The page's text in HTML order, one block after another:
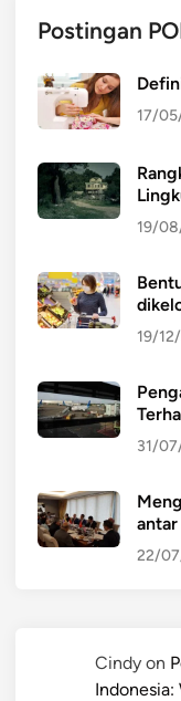
Postingan
17/
19/
19/
31/
22/
Cindy on
Indonesia: